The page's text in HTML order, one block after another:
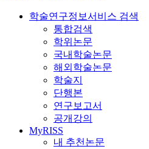
학술연구정보서비스 검색
통합검색
학위논문
국내학술논문
해외학술논문
학술지
단행본
연구보고서
공개강의
MyRISS
내 추천논문